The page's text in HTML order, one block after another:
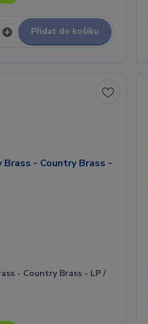
Přidat do košíku
- Country Brass - LP /